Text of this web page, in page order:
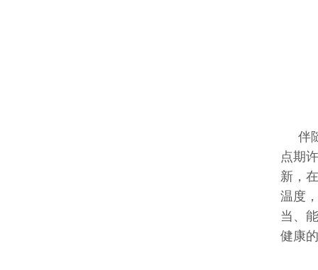
伴
点期
新，
温度
当、
健康